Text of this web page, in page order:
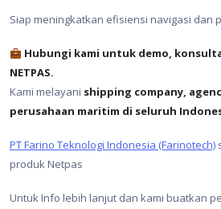
Siap meningkatkan efisiensi navigasi dan
Hubungi kami untuk demo,
NETPAS.
Kami melayani shipping company,
perusahaan maritim di seluruh
PT Farino Teknologi Indonesia (Farinotech)
produk Netpas
Untuk Info lebih lanjut dan kami buatkan